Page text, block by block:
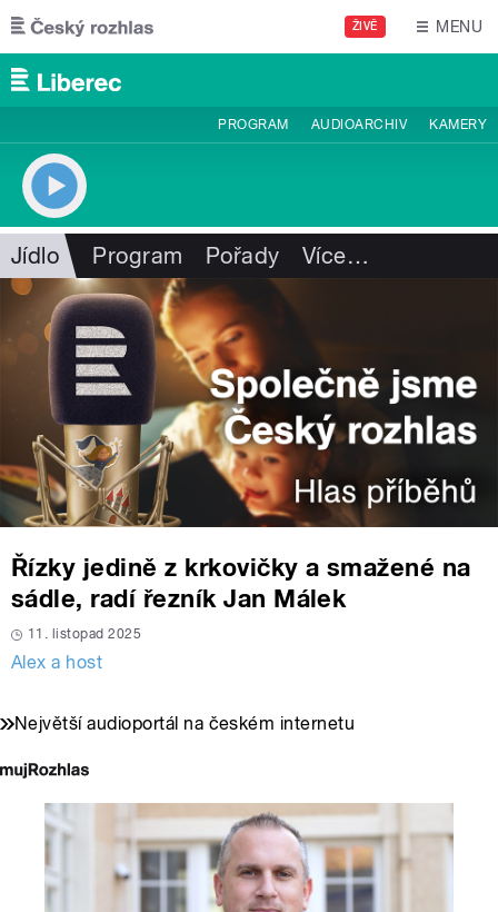
Přejít k hlavnímu obsahu
ŽIVĚ MENU
PROGRAM AUDIOARCHIV KAMERY
Jídlo Program Pořady Více…
Řízky jedině z krkovičky a smažené na
sádle, radí řezník Jan Málek
11. listopad 2025
Alex a host
Největší audioportál na českém internetu